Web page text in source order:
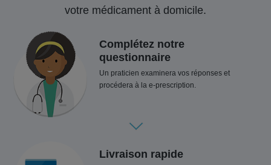
votre médicament à domicile.
Complétez notre
questionnaire
Un praticien examinera vos réponses et
procédera à la e-prescription.
Livraison rapide